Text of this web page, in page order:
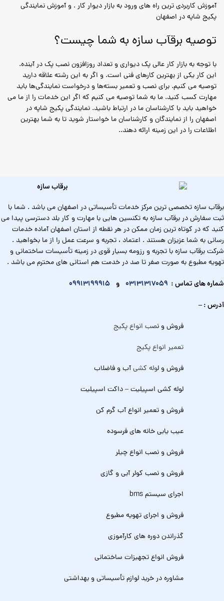
آموزش کاربردی ترین راه های ورود به بازار دیوار کار . و آموزش نمایندگی
پکیج شاپه در اصفهان
توصیه برقآب سازه به شما چیست؟
با توجه به بازار کار عالی پک دیواری و تعداد روزافزون نصب پک در آینده.
این کار یکی از بهترین کارهای فنی است. و اگر به این رشته علاقه دارید
توصیه می کنیم. برای نصب و تعمیر بسته‌ها و درخواست نمایندگی‌ها باید
مهارت کسب کنید. ما به شما توصیه می کنیم که اگر این خدمات را از ما می
خواهید باید با کارشناسان ما در ارتباط باشید. نمایندگی پکیج شاپه در
اصفهان را از نمایندگان و کارشناسان ما خواستار شوید تا به شما بهترین
اطلاعات را در این زمینه ارائه دهند..
برقآب سازه تخصصی ترین مرکز خدمات تأسیساتی در اصفهان می باشد . شما با
ثبت سفارش در برقآب سازه به تکنسین هایی با مهارت و کار بلد دسترسی پیدا می
کنید که در کوتاه ترین زمان ممکن در هر نقطه از استان اصفهان آماده خدمات
رسانی به شما عزیزان هستند . اعتماد ، تجربه و سرعت عمل را از ما بخواهید .
شرکت برقآب سازه با تجربه و رزومه بسیار قوی در زمینه تأسیسات ساختمانی و
تهویه مطبوع به صورت صفر تا صد در خدمت هم استانی های محترم می باشد .
شماره های تماس : 03131317059 و 09913199915
آدرس : –
فروش و نصب انواع پکیج
تعمیر انواع پکیج
فروش و لوله کشیآب و فاضلاب
لوله کشی اسپیلیت – داکت اسپیلیت
فروش و تعمیر انواع آب گرم کن
عیب یابی خانه های فرسوده
فروش و نصب انواع چیلر
فروش و نصب کولر آبی و گازی
اجرای سیستم bms
فروش و اجرای تهویه مطبوع
گذراندن دوره های کارآموزی
فروش انواع تجهیزات ساختمانی
مشاوره در خرید لوازم تأسیساتی و بهداشتی